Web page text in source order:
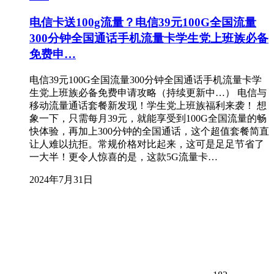
电信卡送100g流量？电信39元100G全国流量
300分钟全国通话手机流量卡学生党上班族必备
免费申…
电信39元100G全国流量300分钟全国通话手机流量卡学
生党上班族必备免费申请攻略（持续更新中…） 电信与
移动流量通话套餐新发现！学生党上班族福利来袭！ 想
象一下，只需每月39元，就能享受到100G全国流量的畅
快体验，再加上300分钟的全国通话，这个超值套餐简直
让人难以抗拒。常规价格对比起来，这可是足足节省了
一大半！更令人惊喜的是，这款5G流量卡…
2024年7月31日